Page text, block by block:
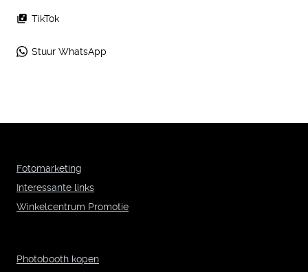
TikTok
Stuur WhatsApp
Fotomarketing
Interessante links
Winkelcentrum Promotie
Photobooth kopen